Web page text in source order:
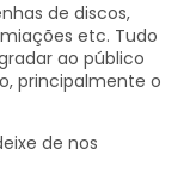
de discos,
etc. Tudo
ao público
principalmente o
de nos